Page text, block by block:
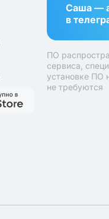
Саша —
в
ПО
сервиса,
установке ПО
не требуются